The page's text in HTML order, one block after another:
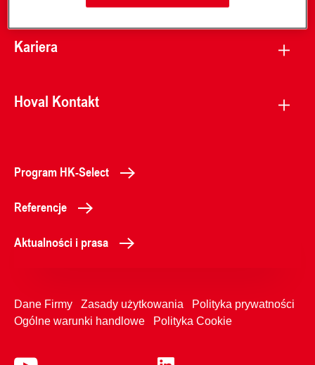
Kariera
Hoval Kontakt
Program HK-Select
Referencje
Aktualności i prasa
Dane Firmy Zasady użytkowania
Polityka prywatności
Ogólne warunki handlowe
Polityka Cookie